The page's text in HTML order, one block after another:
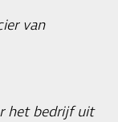
van
het bedrijf uit